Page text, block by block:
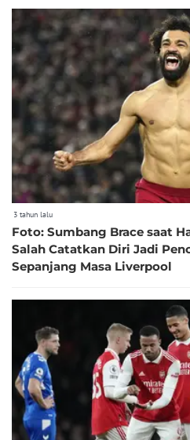
3 tahun lalu
Foto: Sumbang Brace saat
Salah Catatkan Diri Jadi
Sepanjang Masa Liverpool